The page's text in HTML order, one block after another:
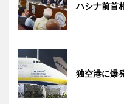
ハシナ前首
独空港に爆